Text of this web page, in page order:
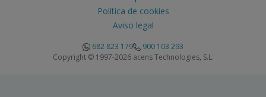
Política de cookies
Aviso legal
682 823 179
900 103 293
Copyright © 1997-2026 acens Technologies, S.L.